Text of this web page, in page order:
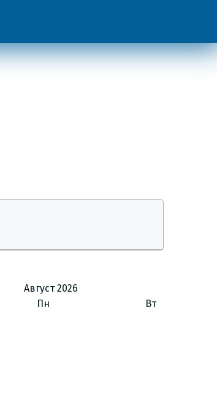
Август 2026
Пн
Вт